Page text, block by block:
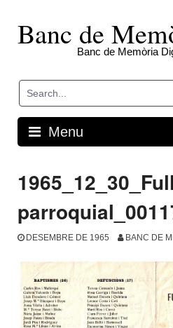
contentBanc de
Banc de Memòria
Menu
1965_12_30_Full
DESEMBRE DE 1965 BANC DE